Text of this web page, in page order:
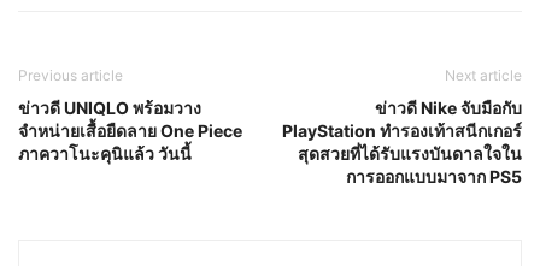
Previous article
ข่าวดี UNIQLO พร้อมวาง
จำหน่ายเสื้อยืดลาย One Piece
ภาควาโนะคุนิแล้ว วันนี้
Next article
ข่าวดี Nike จับมือกับ
PlayStation ทำรองเท้าสนีกเกอร์
สุดสวยที่ได้รับแรงบันดาลใจใน
การออกแบบมาจาก PS5